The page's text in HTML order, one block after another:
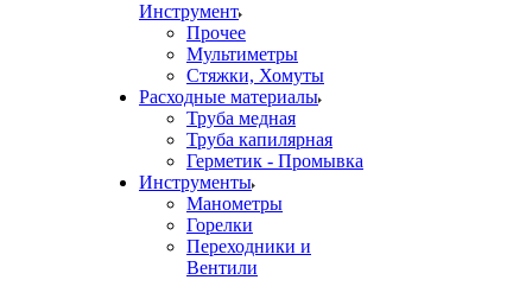
Инструмент
Прочее
Мультиметры
Стяжки, Хомуты
Расходные материалы
Труба медная
Труба капилярная
Герметик - Промывка
Инструменты
Манометры
Горелки
Переходники и
Вентили